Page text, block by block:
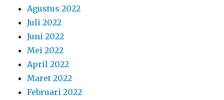
Agustus 2022
Juli 2022
Juni 2022
Mei 2022
April 2022
Maret 2022
Februari 2022